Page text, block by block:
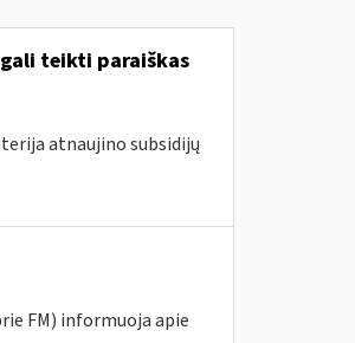
teikti paraiškas
atnaujino subsidijų
FM) informuoja apie